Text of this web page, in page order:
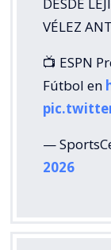
VÉLEZ
📺 ESPN
Fútbol en
—
2026